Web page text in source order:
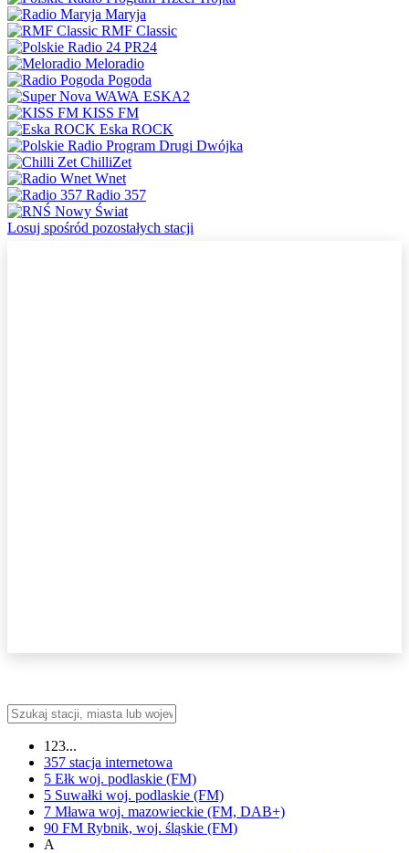
Maryja
RMF Classic
PR24
Meloradio
Pogoda
ESKA2
KISS FM
Eska ROCK
Dwójka
ChilliZet
Wnet
Radio 357
Nowy Świat
Losuj spośród pozostałych stacji
123...
357 stacja internetowa
5 Ełk woj. podlaskie (FM)
5 Suwałki woj. podlaskie (FM)
7 Mława woj. mazowieckie (FM, DAB+)
90 FM Rybnik, woj. śląskie (FM)
A